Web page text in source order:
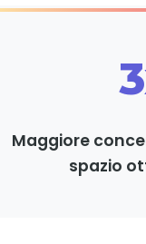
Maggiore
spazio